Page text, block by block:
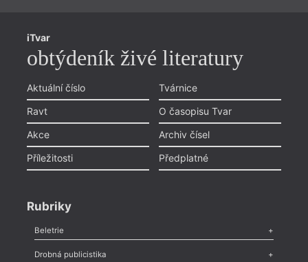
iTvar
obtýdeník živé literatury
Aktuální číslo
Ravt
Akce
Příležitosti
Tvárnice
O časopisu Tvar
Archiv čísel
Předplatné
Rubriky
Beletrie
Poezie,Próza,Dokumenty
Drobná publicistika